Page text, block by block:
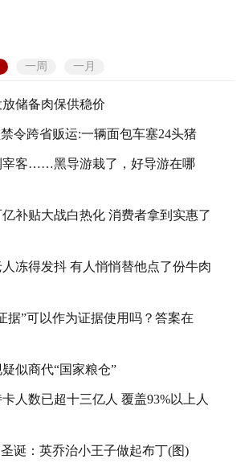
一周 一月
储备肉保供稳价
令跨省贩运:一辆面包车塞24头猪
宰客……黑导游栽了，好导游在哪
补贴大战白热化 消费者拿到实惠了
冻得发抖 有人悄悄替他点了份牛肉
据”可以作为证据使用吗？答案在
似商代“国家粮仓”
人数已超十三亿人 覆盖93%以上人
诞：英乔治小王子做起布丁(图)